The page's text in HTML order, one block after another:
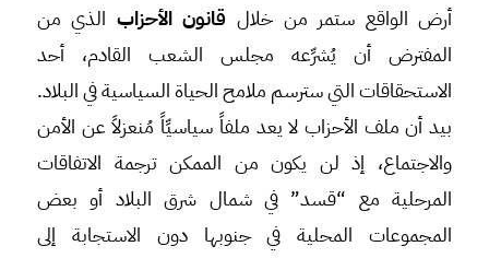
أرض الواقع ستمر من خلال قانون الأحزاب الذي من
المفترض أن يُشرِّعه مجلس الشعب القادم، أحد
الاستحقاقات التي سترسم ملامح الحياة السياسية في البلاد.
بيد أن ملف الأحزاب لا يعد ملفاً سياسيِّاً مُنعزلاً عن الأمن
والاجتماع، إذ لن يكون من الممكن ترجمة الاتفاقات
المرحلية مع “قسد” في شمال شرق البلاد أو بعض
المجموعات المحلية في جنوبها دون الاستجابة إلى